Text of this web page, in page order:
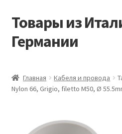
Перейти
навигации
Перейти
содержимому
Товары из
Германии
Виды доставки
Главная Кабеля и провода
Nylon 66, Grigio, filetto M50, Ø